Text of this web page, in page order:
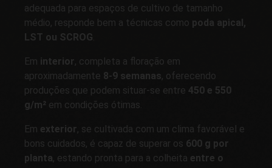
adequada para espaços de cultivo de tamanho
médio, responde bem a técnicas como poda apical,
LST ou SCROG
Em interior, completa a floração em
aproximadamente 8-9 semanas, oferecendo
produções que podem situar-se entre 450 e 550
g/m² em condições ótimas.
Em exterior, se cultivada com um clima favorável e
bons cuidados, é capaz de superar os 600 g por
planta, estando pronta para a colheita entre o